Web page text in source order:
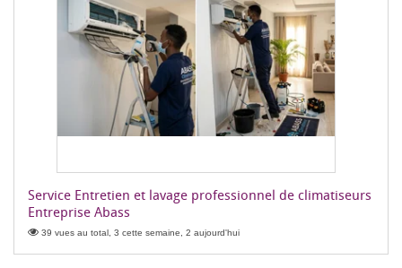
Service Entretien et lavage professionnel de climatiseurs
Entreprise Abass
39 vues au total, 3 cette semaine, 2 aujourd'hui